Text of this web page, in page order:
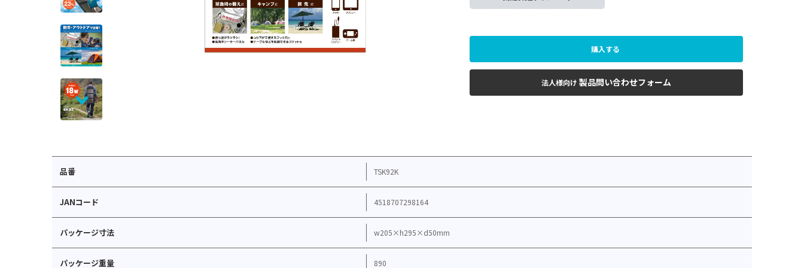
購入する
法人様向け 製品問い合わせフォーム
品番 TSK92K
JANコード 4518707298164
パッケージ寸法 w205×h295×d50mm
パッケージ重量 890